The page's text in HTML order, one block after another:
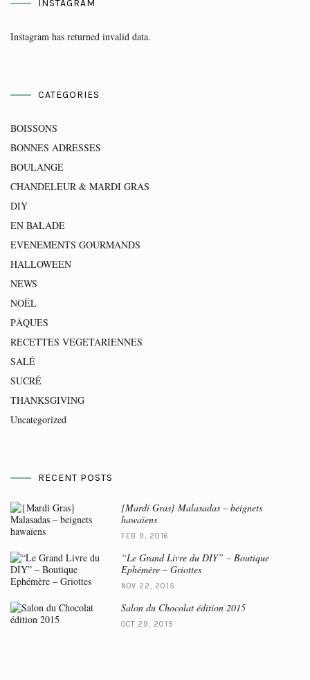
INSTAGRAM
Instagram has returned invalid data.
CATEGORIES
BOISSONS
BONNES ADRESSES
BOULANGE
CHANDELEUR & MARDI GRAS
DIY
EN BALADE
EVENEMENTS GOURMANDS
HALLOWEEN
NEWS
NOËL
PÂQUES
RECETTES VEGETARIENNES
SALÉ
SUCRÉ
THANKSGIVING
Uncategorized
RECENT POSTS
{Mardi Gras} Malasadas – beignets
hawaïens
FEB 9, 2016
“Le Grand Livre du DIY” – Boutique
Ephémère – Griottes
NOV 22, 2015
Salon du Chocolat édition 2015
OCT 29, 2015